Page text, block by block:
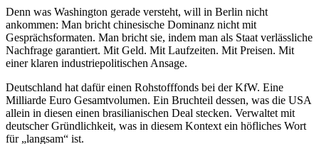
Denn was Washington gerade versteht, will in Berlin nicht
ankommen: Man bricht chinesische Dominanz nicht mit
Gesprächsformaten. Man bricht sie, indem man als Staat verlässliche
Nachfrage garantiert. Mit Geld. Mit Laufzeiten. Mit Preisen. Mit
einer klaren industriepolitischen Ansage.
Deutschland hat dafür einen Rohstofffonds bei der KfW. Eine
Milliarde Euro Gesamtvolumen. Ein Bruchteil dessen, was die USA
allein in diesen einen brasilianischen Deal stecken. Verwaltet mit
deutscher Gründlichkeit, was in diesem Kontext ein höfliches Wort
für „langsam“ ist.